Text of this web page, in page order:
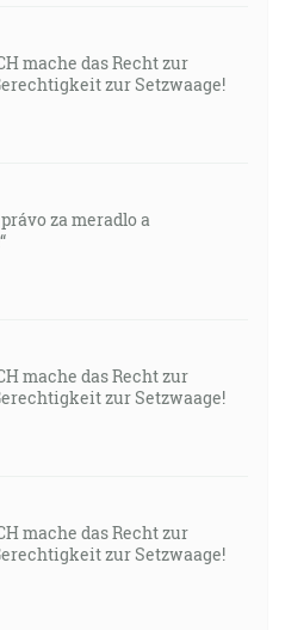
mache das Recht zur
zur Setzwaage!
za meradlo a
mache das Recht zur
zur Setzwaage!
mache das Recht zur
zur Setzwaage!